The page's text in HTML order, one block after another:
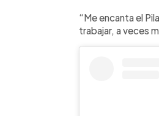
“Me encanta el
trabajar, a veces